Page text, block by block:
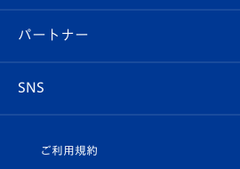
メディア
ホームタウン
マスコット紹介
ヴィヴィくんの長崎おもてなしガイド
スタジアムグルメ
V-LOVERS（ファンクラブ）
プレイヤーズスイート
店舗情報
育成からのお知らせ
U-18
パートナー
SNS
ご利用規約